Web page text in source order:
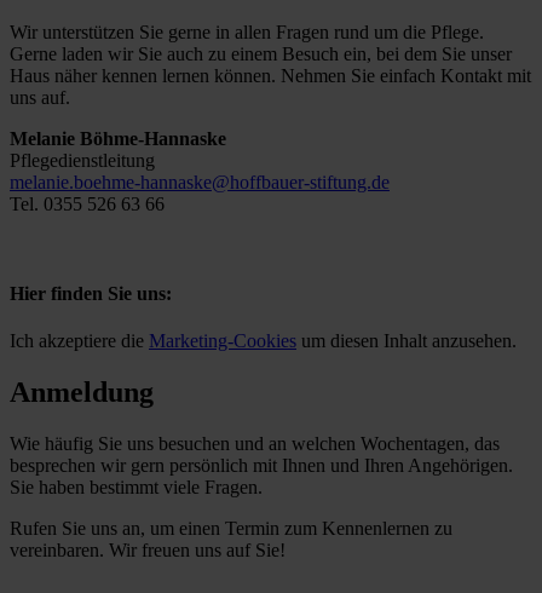
Wir unterstützen Sie gerne in allen Fragen rund um die Pflege.
Gerne laden wir Sie auch zu einem Besuch ein, bei dem Sie unser
Haus näher kennen lernen können. Nehmen Sie einfach Kontakt mit
uns auf.
Melanie Böhme-Hannaske
Pflegedienstleitung
melanie.boehme-hannaske@hoffbauer-stiftung.de
Tel. 0355 526 63 66
Hier finden Sie uns:
Ich akzeptiere die Marketing-Cookies um diesen Inhalt anzusehen.
Anmeldung
Wie häufig Sie uns besuchen und an welchen Wochentagen, das
besprechen wir gern persönlich mit Ihnen und Ihren Angehörigen.
Sie haben bestimmt viele Fragen.
Rufen Sie uns an, um einen Termin zum Kennenlernen zu
vereinbaren. Wir freuen uns auf Sie!